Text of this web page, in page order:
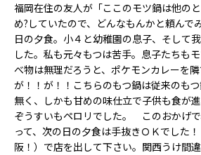
福岡在住の友人が「ここのモツ鍋は他の
め?していたので、どんなもんかと頼ん
日の夕食。小４と幼稚園の息子、そして
した。私も元々もつは苦手。息子たちも
べ物は無理だろうと、ポケモンカレーを隣
が！！が！！こちらのもつ鍋は従来のも
無く、しかも甘めの味仕立で子供も食が
ぞうすいもペロリでした。 このおかげ
って、次の日の夕食は手抜きＯＫでした
阪！）で店を出して下さい。関西うけ間